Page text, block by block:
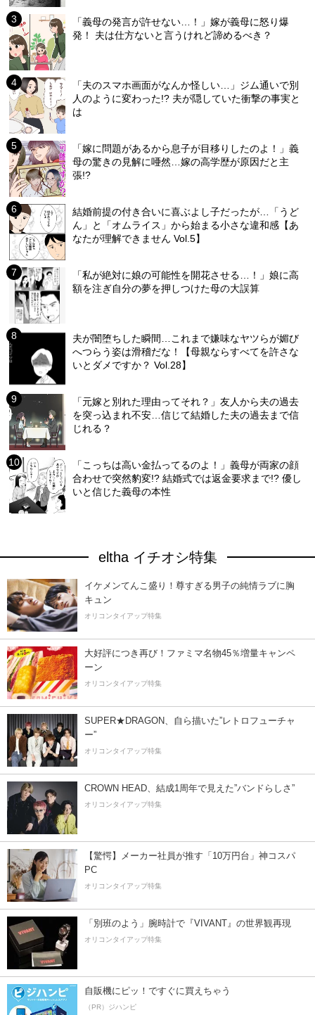
「義母の発言が許せない…！」嫁が義母に怒り爆
発！ 夫は仕方ないと言うけれど諦めるべき？
「夫のスマホ画面がなんか怪しい…」ジム通いで別
人のように変わった!? 夫が隠していた衝撃の事実と
は
「嫁に問題があるから息子が目移りしたのよ！」義
母の驚きの見解に唖然…嫁の高学歴が原因だと主
張!?
結婚前提の付き合いに喜ぶよし子だったが…「うど
ん」と「オムライス」から始まる小さな違和感【あ
なたが理解できません Vol.5】
「私が絶対に娘の可能性を開花させる…！」娘に高
額を注ぎ自分の夢を押しつけた母の大誤算
夫が闇堕ちした瞬間…これまで嫌味なヤツらが媚び
へつらう姿は滑稽だな！【母親ならすべてを許さな
いとダメですか？ Vol.28】
「元嫁と別れた理由ってそれ？」友人から夫の過去
を突っ込まれ不安…信じて結婚した夫の過去まで信
じれる？
「こっちは高い金払ってるのよ！」義母が両家の顔
合わせで突然豹変!? 結婚式では返金要求まで!? 優し
いと信じた義母の本性
eltha イチオシ特集
イケメンてんこ盛り！尊すぎる男子の純情ラブに胸
キュン
オリコンタイアップ特集
大好評につき再び！ファミマ名物45％増量キャンペ
ーン
オリコンタイアップ特集
SUPER★DRAGON、自ら描いた”レトロフューチャ
ー”
オリコンタイアップ特集
CROWN HEAD、結成1周年で見えた”バンドらしさ”
オリコンタイアップ特集
【驚愕】メーカー社員が推す「10万円台」神コスパ
PC
オリコンタイアップ特集
「別班のよう」腕時計で『VIVANT』の世界観再現
オリコンタイアップ特集
自販機にピッ！ですぐに買えちゃう
（PR）ジハンピ